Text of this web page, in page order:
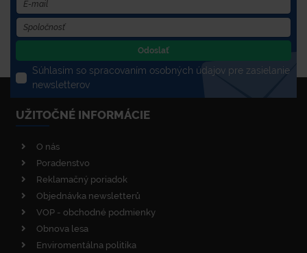
Odoslať
Súhlasím so spracovaním osobných údajov pre zasielanie
newsletterov
UŽITOČNÉ INFORMÁCIE
O nás
Poradenstvo
Reklamačný poriadok
Objednávka newsletterů
VOP - obchodné podmienky
Obnova lesa
Enviromentálna politika